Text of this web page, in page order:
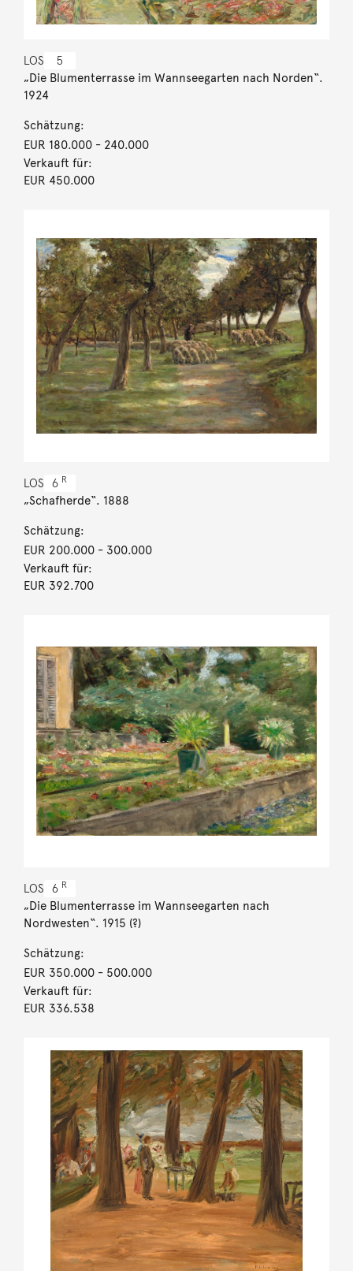
LOS 5
„Die Blumenterrasse im Wannseegarten nach Norden“.
1924
Schätzung:
EUR 180.000- 240.000
Verkauft für:
EUR 450.000
LOS 6 R
„Schafherde“. 1888
Schätzung:
EUR 200.000- 300.000
Verkauft für:
EUR 392.700
LOS 6 R
„Die Blumenterrasse im Wannseegarten nach
Nordwesten“. 1915 (?)
Schätzung:
EUR 350.000- 500.000
Verkauft für:
EUR 336.538